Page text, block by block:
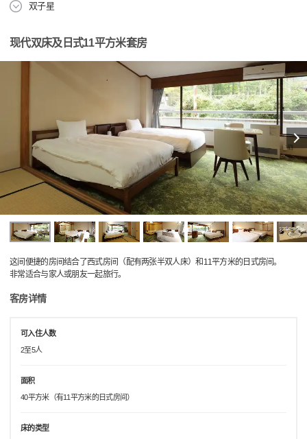
双子星
现代双床及日式11平方米套房
这间便捷的房间结合了西式房间（配有两张半双人床）和11平方米的日式房间。
非常适合与家人或朋友一起旅行。
客房详情
可入住人数
2至5人
面积
40平方米（有11平方米的日式房间）
床的类型